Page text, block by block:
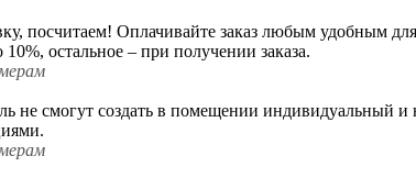
посчитаем! Оплачивайте заказ любым удобным
остальное – при получении заказа.
не смогут создать в помещении индивидуальный